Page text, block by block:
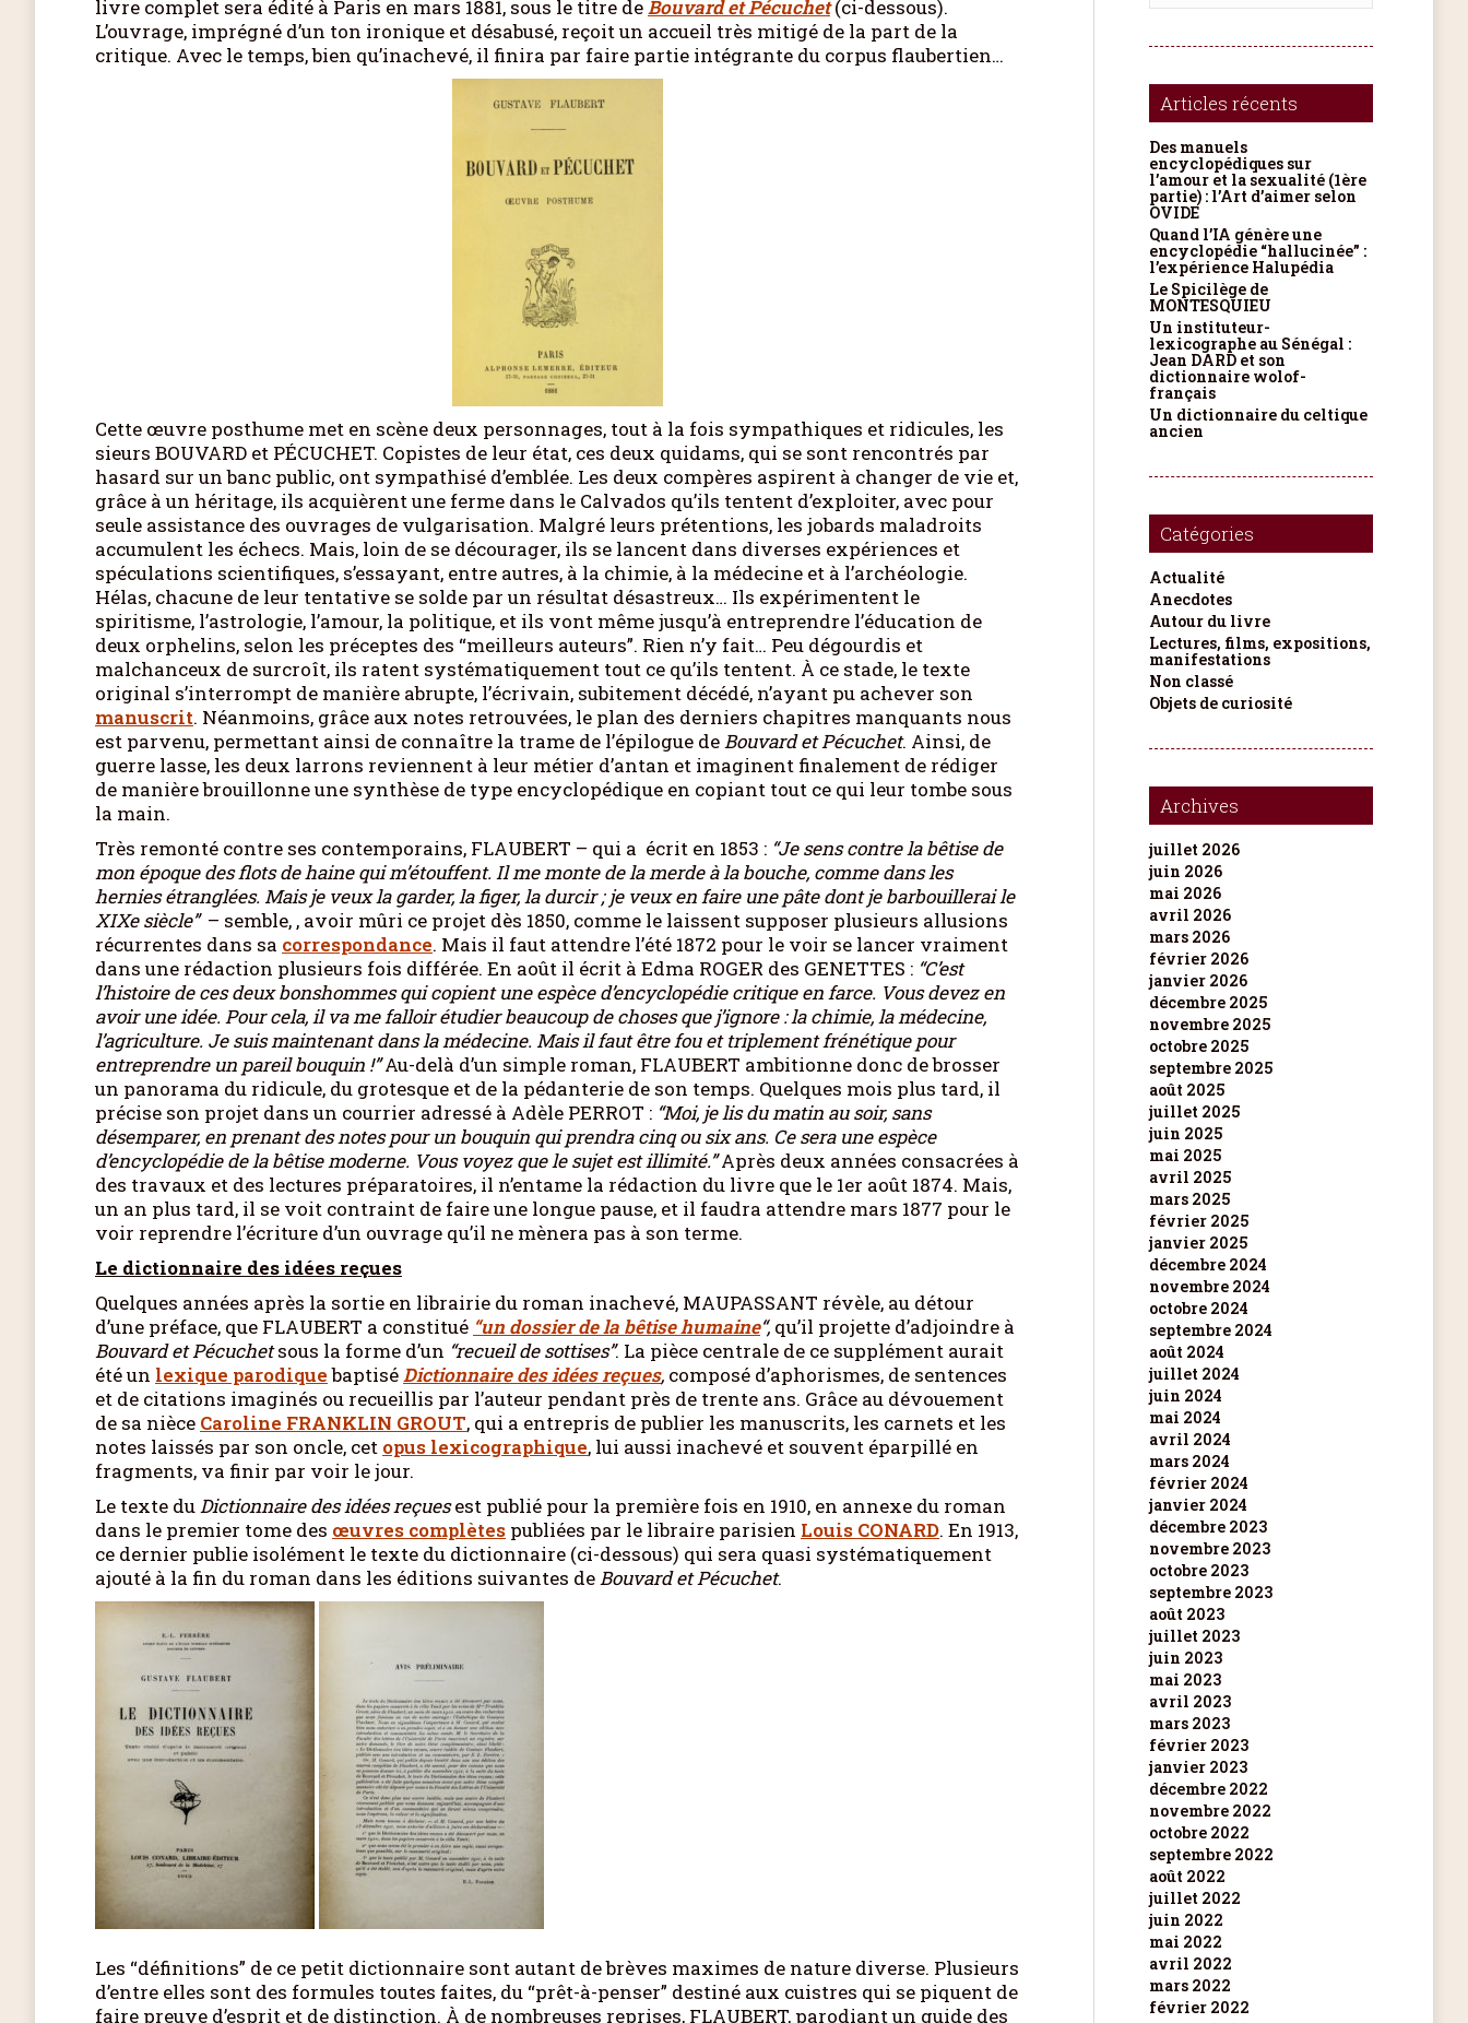
livre complet sera édité à Paris en mars 1881, sous le titre deBouvard et Pécuchet(ci-dessous).
L’ouvrage, imprégné d’un ton ironique et désabusé, reçoit un accueil très mitigé de la part de la
critique. Avec le temps, bien qu’inachevé, il finira par faire partie intégrante du corpus flaubertien…
Cette œuvre posthume met en scène deux personnages, tout à la fois sympathiques et ridicules, les
sieurs BOUVARD et PÉCUCHET. Copistes de leur état, ces deux quidams, qui se sont rencontrés par
hasard sur un banc public, ont sympathisé d’emblée. Les deux compères aspirent à changer de vie et,
grâce à un héritage, ils acquièrent une ferme dans le Calvados qu’ils tentent d’exploiter, avec pour
seule assistance des ouvrages de vulgarisation. Malgré leurs prétentions, les jobards maladroits
accumulent les échecs. Mais, loin de se décourager, ils se lancent dans diverses expériences et
spéculations scientifiques, s’essayant, entre autres, à la chimie, à la médecine et à l’archéologie.
Hélas, chacune de leur tentative se solde par un résultat désastreux… Ils expérimentent le
spiritisme, l’astrologie, l’amour, la politique, et ils vont même jusqu’à entreprendre l’éducation de
deux orphelins, selon les préceptes des “meilleurs auteurs”. Rien n’y fait… Peu dégourdis et
malchanceux de surcroît, ils ratent systématiquement tout ce qu’ils tentent. À ce stade, le texte
original s’interrompt de manière abrupte, l’écrivain, subitement décédé, n’ayant pu achever son
manuscrit. Néanmoins, grâce aux notes retrouvées, le plan des derniers chapitres manquants nous
est parvenu, permettant ainsi de connaître la trame de l’épilogue deBouvard et Pécuchet. Ainsi, de
guerre lasse, les deux larrons reviennent à leur métier d’antan et imaginent finalement de rédiger
de manière brouillonne une synthèse de type encyclopédique en copiant tout ce qui leur tombe sous
la main.
Très remonté contre ses contemporains, FLAUBERT – qui a écrit en 1853 : “Je sens contre la bêtise de
mon époque des flots de haine qui m’étouffent. Il me monte de la merde à la bouche, comme dans les
hernies étranglées. Mais je veux la garder, la figer, la durcir ; je veux en faire une pâte dont je barbouillerai le
XIXe siècle”– semble, , avoir mûri ce projet dès 1850, comme le laissent supposer plusieurs allusions
récurrentes dans sa correspondance. Mais il faut attendre l’été 1872 pour le voir se lancer vraiment
dans une rédaction plusieurs fois différée. En août il écrit à Edma ROGER des GENETTES : “C’est
l’histoire de ces deux bonshommes qui copient une espèce d’encyclopédie critique en farce. Vous devez en
avoir une idée. Pour cela, il va me falloir étudier beaucoup de choses que j’ignore : la chimie, la médecine,
l’agriculture. Je suis maintenant dans la médecine. Mais il faut être fou et triplement frénétique pour
entreprendre un pareil bouquin !”Au-delà d’un simple roman, FLAUBERT ambitionne donc de brosser
un panorama du ridicule, du grotesque et de la pédanterie de son temps. Quelques mois plus tard, il
précise son projet dans un courrier adressé à Adèle PERROT : “Moi, je lis du matin au soir, sans
désemparer, en prenant des notes pour un bouquin qui prendra cinq ou six ans. Ce sera une espèce
d’encyclopédie de la bêtise moderne. Vous voyez que le sujet est illimité.”Après deux années consacrées à
des travaux et des lectures préparatoires, il n’entame la rédaction du livre que le 1er août 1874. Mais,
un an plus tard, il se voit contraint de faire une longue pause, et il faudra attendre mars 1877 pour le
voir reprendre l’écriture d’un ouvrage qu’il ne mènera pas à son terme.
Le dictionnaire des idées reçues
Quelques années après la sortie en librairie du roman inachevé, MAUPASSANT révèle, au détour
d’une préface, que FLAUBERT a constitué “un dossier de la bêtise humaine“, qu’il projette d’adjoindre à
Bouvard et Pécuchetsous la forme d’un “recueil de sottises”. La pièce centrale de ce supplément aurait
été un lexique parodiquebaptiséDictionnaire des idées reçues, composé d’aphorismes, de sentences
et de citations imaginés ou recueillis par l’auteur pendant près de trente ans. Grâce au dévouement
de sa nièce Caroline FRANKLIN GROUT, qui a entrepris de publier les manuscrits, les carnets et les
notes laissés par son oncle, cet opus lexicographique, lui aussi inachevé et souvent éparpillé en
fragments, va finir par voir le jour.
Le texte duDictionnaire des idées reçuesest publié pour la première fois en 1910, en annexe du roman
dans le premier tome des œuvres complètes publiées par le libraire parisien Louis CONARD. En 1913,
ce dernier publie isolément le texte du dictionnaire (ci-dessous) qui sera quasi systématiquement
ajouté à la fin du roman dans les éditions suivantes deBouvard et Pécuchet.
Les “définitions” de ce petit dictionnaire sont autant de brèves maximes de nature diverse. Plusieurs
d’entre elles sont des formules toutes faites, du “prêt-à-penser” destiné aux cuistres qui se piquent de
faire preuve d’esprit et de distinction. À de nombreuses reprises, FLAUBERT, parodiant un guide des
Articles récents
Des manuels
encyclopédiques sur
l’amour et la sexualité (1ère
partie) : l’Art d’aimer selon
OVIDE
Quand l’IA génère une
encyclopédie “hallucinée” :
l’expérience Halupédia
Le Spicilège de
MONTESQUIEU
Un instituteur-
lexicographe au Sénégal :
Jean DARD et son
dictionnaire wolof-
français
Un dictionnaire du celtique
ancien
Catégories
Actualité
Anecdotes
Autour du livre
Lectures, films, expositions,
manifestations
Non classé
Objets de curiosité
Archives
juillet 2026
juin 2026
mai 2026
avril 2026
mars 2026
février 2026
janvier 2026
décembre 2025
novembre 2025
octobre 2025
septembre 2025
août 2025
juillet 2025
juin 2025
mai 2025
avril 2025
mars 2025
février 2025
janvier 2025
décembre 2024
novembre 2024
octobre 2024
septembre 2024
août 2024
juillet 2024
juin 2024
mai 2024
avril 2024
mars 2024
février 2024
janvier 2024
décembre 2023
novembre 2023
octobre 2023
septembre 2023
août 2023
juillet 2023
juin 2023
mai 2023
avril 2023
mars 2023
février 2023
janvier 2023
décembre 2022
novembre 2022
octobre 2022
septembre 2022
août 2022
juillet 2022
juin 2022
mai 2022
avril 2022
mars 2022
février 2022